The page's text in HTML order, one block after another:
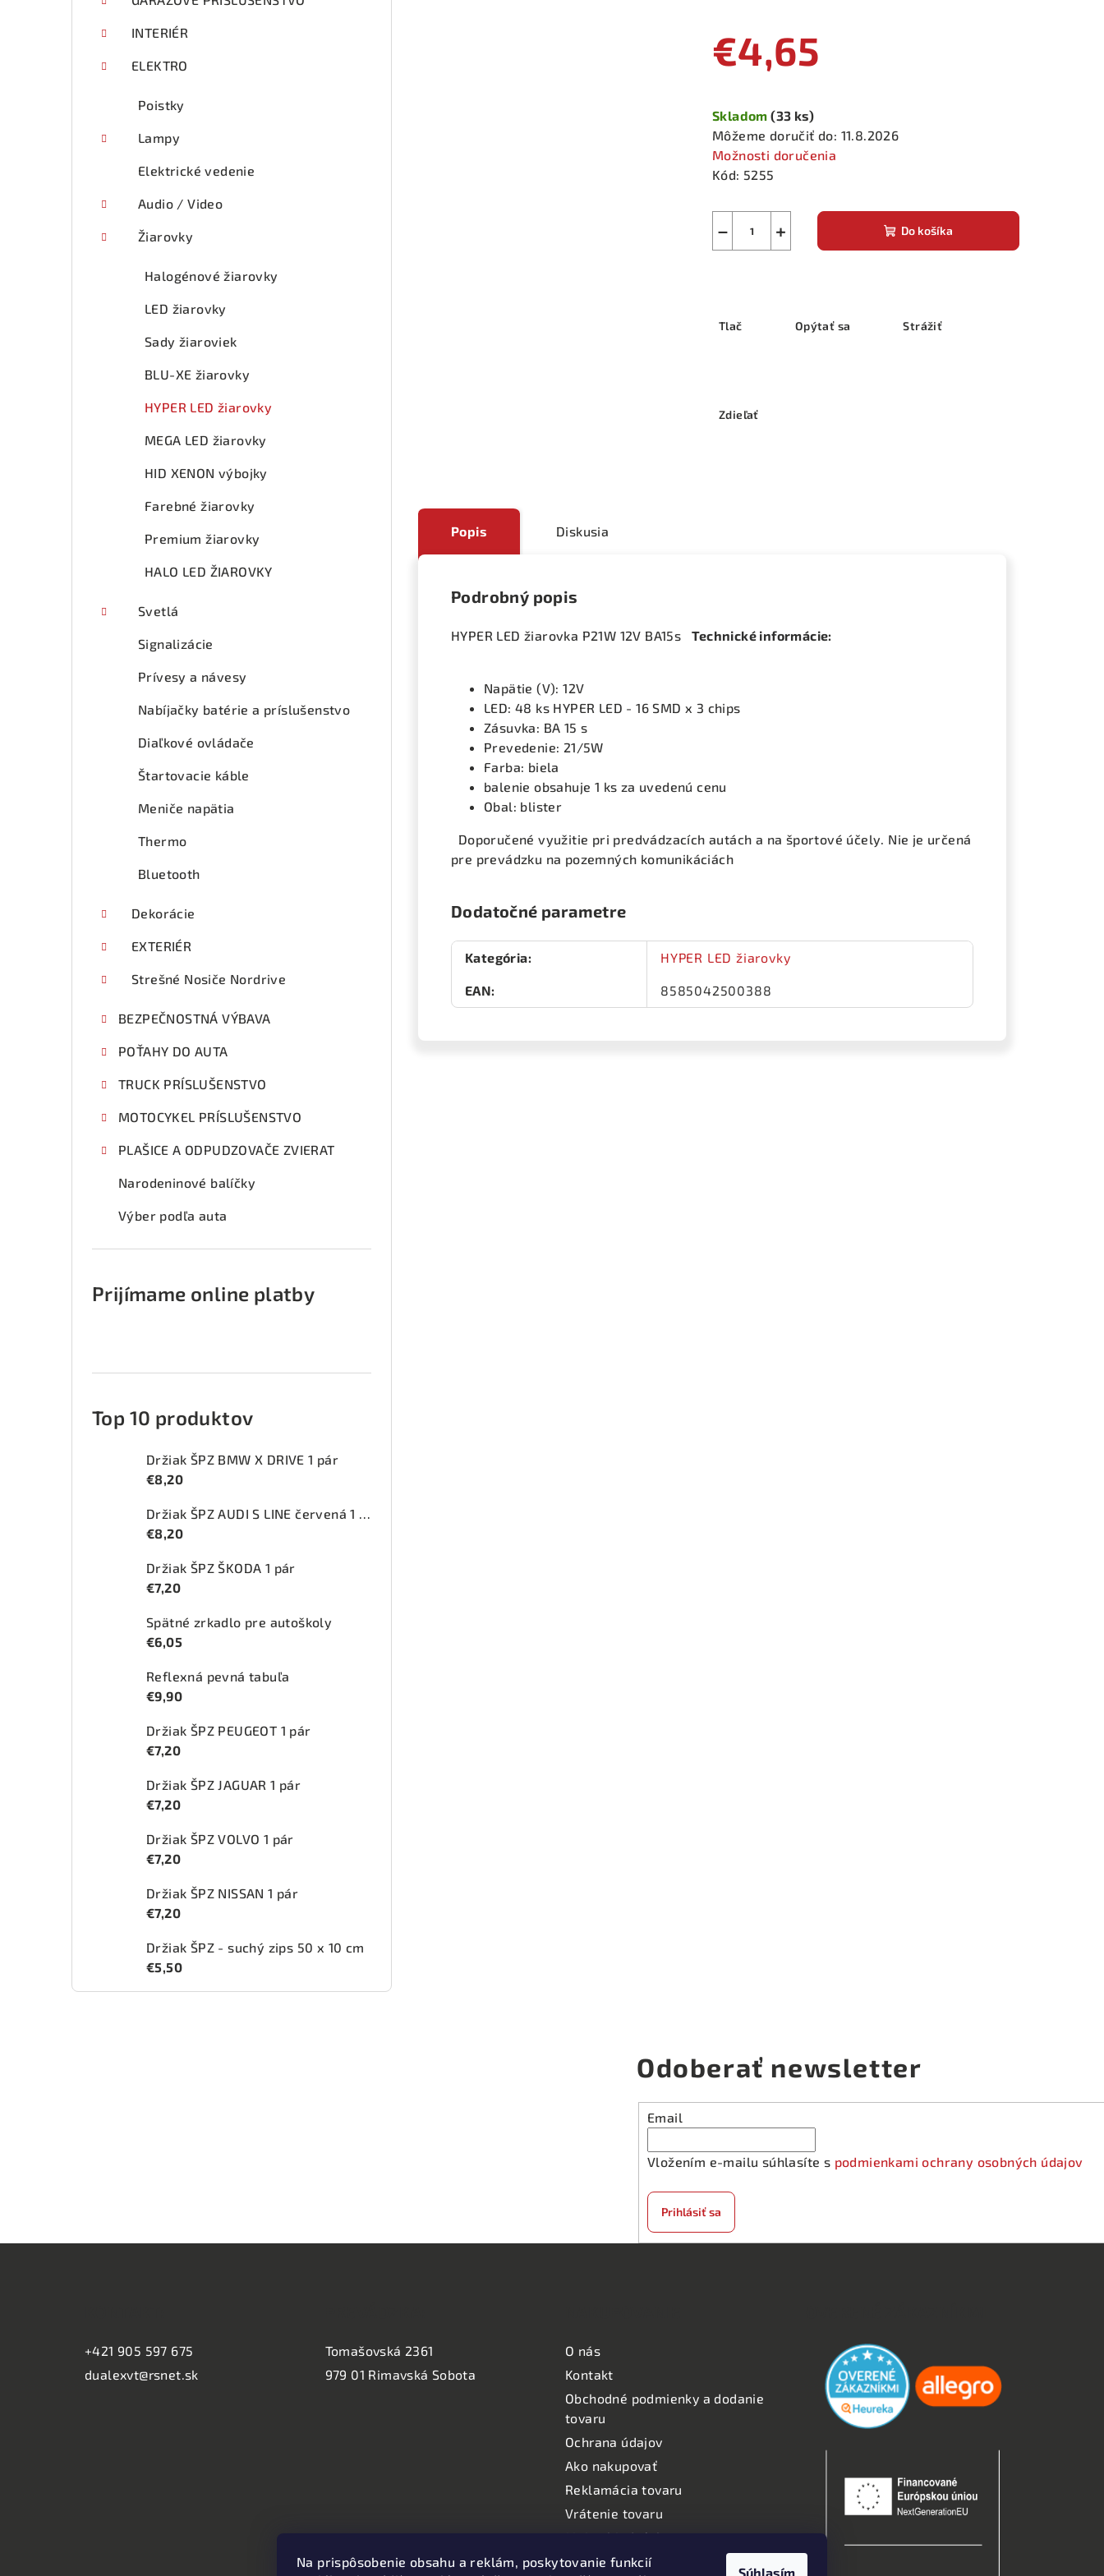
Na prispôsobenie obsahu a reklám, poskytovanie funkcií
Súhlasím
INTERIÉR
ELEKTRO
Poistky
Lampy
Elektrické vedenie
Audio / Video
Žiarovky
Halogénové žiarovky
LED žiarovky
Sady žiaroviek
BLU-XE žiarovky
HYPER LED žiarovky
MEGA LED žiarovky
HID XENON výbojky
Farebné žiarovky
Premium žiarovky
HALO LED ŽIAROVKY
Svetlá
Signalizácie
Prívesy a návesy
Nabíjačky batérie a príslušenstvo
Diaľkové ovládače
Štartovacie káble
Meniče napätia
Thermo
Bluetooth
Dekorácie
EXTERIÉR
Strešné Nosiče Nordrive
BEZPEČNOSTNÁ VÝBAVA
POŤAHY DO AUTA
TRUCK PRÍSLUŠENSTVO
MOTOCYKEL PRÍSLUŠENSTVO
PLAŠICE A ODPUDZOVAČE ZVIERAT
Narodeninové balíčky
Výber podľa auta
Prijímame online platby
Top 10 produktov
Držiak ŠPZ BMW X DRIVE 1 pár
€8,20
Držiak ŠPZ AUDI S LINE červená 1 pár
€8,20
Držiak ŠPZ ŠKODA 1 pár
€7,20
Spätné zrkadlo pre autoškoly
€6,05
Reflexná pevná tabuľa
€9,90
Držiak ŠPZ PEUGEOT 1 pár
€7,20
Držiak ŠPZ JAGUAR 1 pár
€7,20
Držiak ŠPZ VOLVO 1 pár
€7,20
Držiak ŠPZ NISSAN 1 pár
€7,20
Držiak ŠPZ - suchý zips 50 x 10 cm
€5,50
€4,65
cena:
Skladom(33 ks)
Môžeme doručiť do: 11.8.2026
Možnosti doručenia
Kód: 5255
+
− Do košíka
Tlač Opýtať sa Strážiť
Zdieľať
Popis Diskusia
Podrobný popis
HYPER LED žiarovka P21W 12V BA15sTechnické informácie:
Napätie (V): 12V
LED: 48 ks HYPER LED - 16 SMD x 3 chips
Zásuvka: BA 15 s
Prevedenie: 21/5W
Farba: biela
balenie obsahuje 1 ks za uvedenú cenu
Obal: blister
Doporučené využitie pri predvádzacích autách a na športové účely. Nie je určená
pre prevádzku na pozemných komunikáciách
Dodatočné parametre
Kategória: HYPER LED žiarovky
EAN: 8585042500388
Odoberať newsletter
Email
Vložením e-mailu súhlasíte s podmienkami ochrany osobných údajov
Prihlásiť sa
+421 905 597 675
dualexvt@rsnet.sk
Tomašovská 2361
979 01 Rimavská Sobota
O nás
Kontakt
Obchodné podmienky a dodanie
tovaru
Ochrana údajov
Ako nakupovať
Reklamácia tovaru
Vrátenie tovaru
Moje objednávky
Informácie o používaní cookies